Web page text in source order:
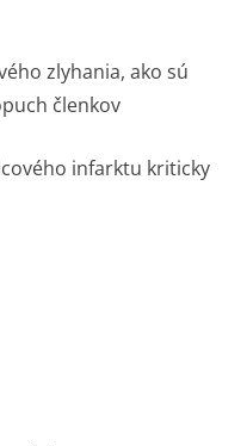
zlyhania, ako sú
členkov
infarktu kriticky